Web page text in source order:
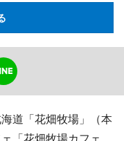
道「花畑牧場」（本